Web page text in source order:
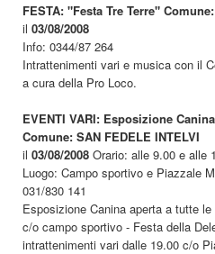
FESTA: "Festa Tre Terre"
il 03/08/2008
Info: 0344/87 264
Intrattenimenti vari e musica con il
a cura della Pro Loco.
EVENTI VARI: Esposizione
Comune: SAN FEDELE INTELVI
il 03/08/2008 Orario: alle 9.00 e alle
Luogo: Campo sportivo e Piazzale
031/830 141
Esposizione Canina aperta a tutte
c/o campo sportivo - Festa della
intrattenimenti vari dalle 19.00 c/o